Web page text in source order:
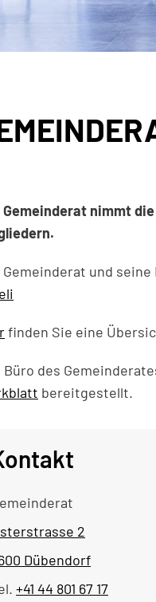
Gemeinderat nimmt
Gemeinderat und
finden Sie eine
Büro des
bereitgestellt.
2
Dübendorf
+41 44 801 67 17